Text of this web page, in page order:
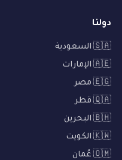
دولنا
🇸🇦 السعودية
🇦🇪 الإمارات
🇪🇬 مصر
🇶🇦 قطر
🇧🇭 البحرين
🇰🇼 الكويت
🇴🇲 عُمان